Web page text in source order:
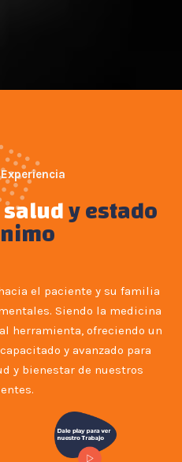
y estado
el paciente y su familia
Siendo la medicina
herramienta, ofreciendo un
y avanzado para
y bienestar de nuestros